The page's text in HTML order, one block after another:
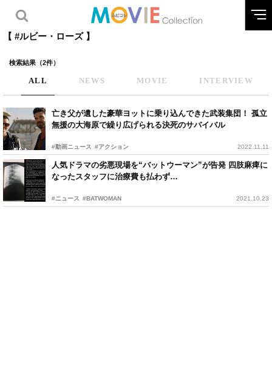
【 #ルビー・ローズ 】
検索結果（2件）
ALL NEWS MOVIE INTERVIEW
亡き父が遺した豪華ヨットに乗り込んできた武装集団！ 孤立
無援の大海原で繰り広げられる決死のサバイバル
#動画ニュース #アクション 2022.11.11
人気ドラマの劣悪現場を“バットウーマン”が告発 四肢麻痺に
なったスタッフに治療費も払わず…
#ニュース #BATWOMAN 2021.10.23